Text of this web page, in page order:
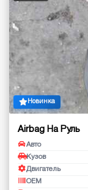
Новинка
Airbag На Руль
Авто
Кузов
Двигатель
OEM